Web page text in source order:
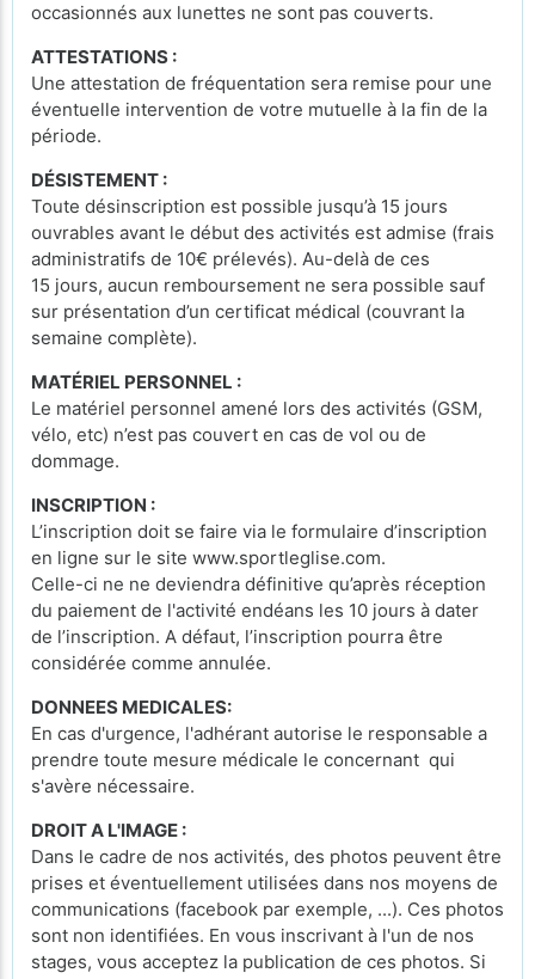
occasionnés aux lunettes ne sont pas couverts.
ATTESTATIONS :
Une attestation de fréquentation sera remise pour une
éventuelle intervention de votre mutuelle à la fin de la
période.
DÉSISTEMENT :
Toute désinscription est possible jusqu’à 15 jours
ouvrables avant le début des activités est admise (frais
administratifs de 10€ prélevés). Au-delà de ces
15 jours, aucun remboursement ne sera possible sauf
sur présentation d’un certificat médical (couvrant la
semaine complète).
MATÉRIEL PERSONNEL :
Le matériel personnel amené lors des activités (GSM,
vélo, etc) n’est pas couvert en cas de vol ou de
dommage.
INSCRIPTION :
L’inscription doit se faire via le formulaire d’inscription
en ligne sur le site www.sportleglise.com.
Celle-ci ne ne deviendra définitive qu’après réception
du paiement de l'activité endéans les 10 jours à dater
de l’inscription. A défaut, l’inscription pourra être
considérée comme annulée.
DONNEES MEDICALES:
En cas d'urgence, l'adhérant autorise le responsable a
prendre toute mesure médicale le concernant qui
s'avère nécessaire.
DROIT A L'IMAGE :
Dans le cadre de nos activités, des photos peuvent être
prises et éventuellement utilisées dans nos moyens de
communications (facebook par exemple, ...). Ces photos
sont non identifiées. En vous inscrivant à l'un de nos
stages, vous acceptez la publication de ces photos. Si